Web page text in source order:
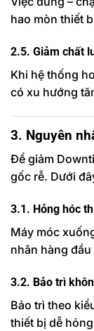
hao mòn thiết
2.5. Giảm chất
Khi hệ thống
có xu hướng
3. Nguyên
Để giảm
gốc rễ. Dưới
3.1. Hỏng hóc
Máy móc
nhân hàng
3.2. Bảo trì
Bảo trì theo
thiết bị dễ